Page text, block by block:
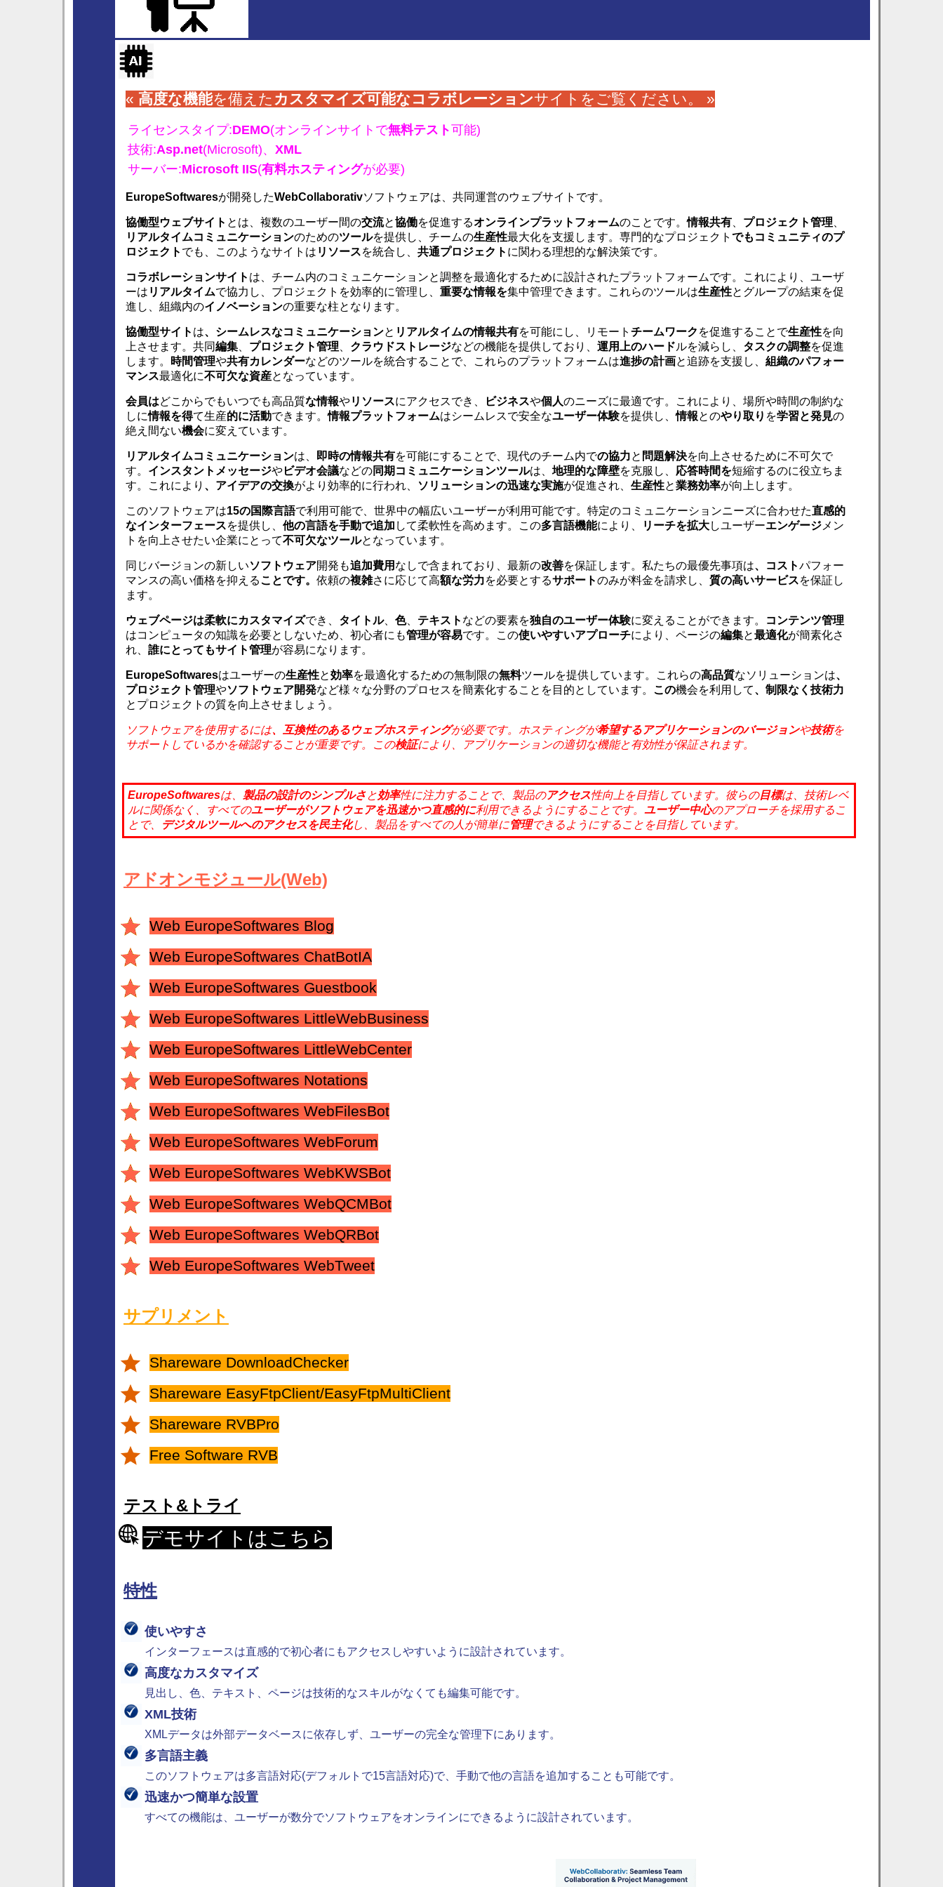
« 高度な機能を備えた カスタマイズ可能なコラボレーションサイトをご覧ください。 »
ライセンスタイプ:DEMO(オンラインサイトで無料テスト可能)
技術:Asp.net(Microsoft)、 XML
サーバー:Microsoft IIS(有料ホスティングが必要)
EuropeSoftwaresが開発したWebCollaborativソフトウェアは、共同運営のウェブサイトです。
協働型ウェブサイト とは、複数のユーザー間の交流と協働を促進するオンラインプラットフォームのことです。情報共有 プロジェクト管理
リアルタイムコミュニケーションのためのツールを提供し、チームの生産性最大化を支援します。専門的なプロジェクト でもコミュニティのプ
ロジェクト でも、このようなサイトは リソースを統合し、 共通プロジェクト に関わる理想的な解決策です。
コラボレーションサイト は、チーム内のコミュニケーションと調整を最適化するために設計されたプラットフォームです。これにより、ユーザ
ーは リアルタイムで協力し、プロジェクトを効率的に管理し、 重要な情報を集中管理できます。これらのツールは生産性とグループの結束を促
進し、組織内のイノベーションの重要な柱となります。
協働型サイト は、シームレスなコミュニケーションと リアルタイムの情報共有を可能にし、リモート チームワーク を促進することで生産性を向
上させます。共同編集 プロジェクト管理 クラウドストレージなどの機能を提供しており、 運用上のハードルを減らし、 タスクの調整を促進
します。
時間管理や共有カレンダーなどのツールを統合することで、これらのプラットフォームは進捗の計画と追跡を支援し、 組織のパフォー
マンス最適化に不可欠な資産となっています。
会員はどこからでもいつでも高品質な情報やリソースにアクセスでき、 ビジネスや個人のニーズに最適です。これにより、場所や時間の制約な
しに情報を得て生産的に活動できます。情報プラットフォームはシームレスで安全なユーザー体験を提供し、情報とのやり取り を学習と発見の
絶え間ない機会に変えています。
リアルタイムコミュニケーションは、 即時の情報共有を可能にすることで、現代のチーム内での協力と 問題解決を向上させるために不可欠で
す。 インスタントメッセージやビデオ会議などの同期コミュニケーションツールは、 地理的な障壁を克服し、 応答時間を短縮するのに役立ちま
す。これにより 、アイデアの交換がより効率的に行われ、 ソリューションの迅速な実施が促進され、 生産性と業務効率が向上します。
このソフトウェアは15の国際言語で利用可能で、世界中の幅広いユーザーが利用可能です。特定のコミュニケーションニーズに合わせた直感的
なインターフェースを提供し、 他の言語を手動で追加 して柔軟性を高めます。この多言語機能により、 リーチを拡大しユーザーエンゲージ メン
トを向上させたい企業にとって不可欠なツールとなっています。
同じバージョンの新しいソフトウェア開発も追加費用 なしで含まれており、最新の改善を保証します。私たちの最優先事項は、コストパフォー
マンスの高い価格を抑えることです。 依頼の複雑さに応じて高額な労力を必要とするサポートのみが料金を請求し、 質の高いサービスを保証し
ます。
ウェブページは柔軟にカスタマイズでき、 タイトル、 色、 テキスト などの要素を独自のユーザー体験に変えることができます。
コンテンツ管理
はコンピュータの知識を必要としないため、初心者にも管理が容易です。この使いやすいアプローチにより、ページの編集と最適化が簡素化さ
れ、 誰にとってもサイト管理が容易になります。
EuropeSoftwaresはユーザーの生産性と効率を最適化するための無制限の無料ツールを提供しています。これらの高品質なソリューションは、
プロジェクト管理やソフトウェア開発など様々な分野のプロセスを簡素化することを目的としています。 この機会を利用して、制限なく技術力
とプロジェクトの質を向上させましょう。
ソフトウェアを使用するには、互換性のあるウェブホスティングが必要です。ホスティングが希望するアプリケーションのバージョンや技術を
サポートしているかを確認することが重要です。この検証により、アプリケーションの適切な機能と有効性が保証されます。
EuropeSoftwaresは、 製品の設計のシンプルさと効率性に注力することで、製品のアクセス性向上を目指しています。彼らの目標は、技術レベ
ルに関係なく、
すべてのユーザーがソフトウェアを迅速かつ直感的に利用できるようにすることです。 ユーザー中心のアプローチを採用するこ
とで、
デジタルツールへのアクセスを民主化し、製品をすべての人が簡単に管理できるようにすることを目指しています。
アドオンモジュール(Web)
Web EuropeSoftwares Blog
Web EuropeSoftwares ChatBotIA
Web EuropeSoftwares Guestbook
Web EuropeSoftwares LittleWebBusiness
Web EuropeSoftwares LittleWebCenter
Web EuropeSoftwares Notations
Web EuropeSoftwares WebFilesBot
Web EuropeSoftwares WebForum
Web EuropeSoftwares WebKWSBot
Web EuropeSoftwares WebQCMBot
Web EuropeSoftwares WebQRBot
Web EuropeSoftwares WebTweet
サプリメント
Shareware DownloadChecker
Shareware EasyFtpClient/EasyFtpMultiClient
Shareware RVBPro
Free Software RVB
テスト&トライ
デモサイトはこちら
特性
使いやすさ
インターフェースは直感的で初心者にもアクセスしやすいように設計されています。
高度なカスタマイズ
見出し、色、テキスト、ページは技術的なスキルがなくても編集可能です。
XML技術
XMLデータは外部データベースに依存しず、ユーザーの完全な管理下にあります。
多言語主義
このソフトウェアは多言語対応(デフォルトで15言語対応)で、手動で他の言語を追加することも可能です。
迅速かつ簡単な設置
すべての機能は、ユーザーが数分でソフトウェアをオンラインにできるように設計されています。